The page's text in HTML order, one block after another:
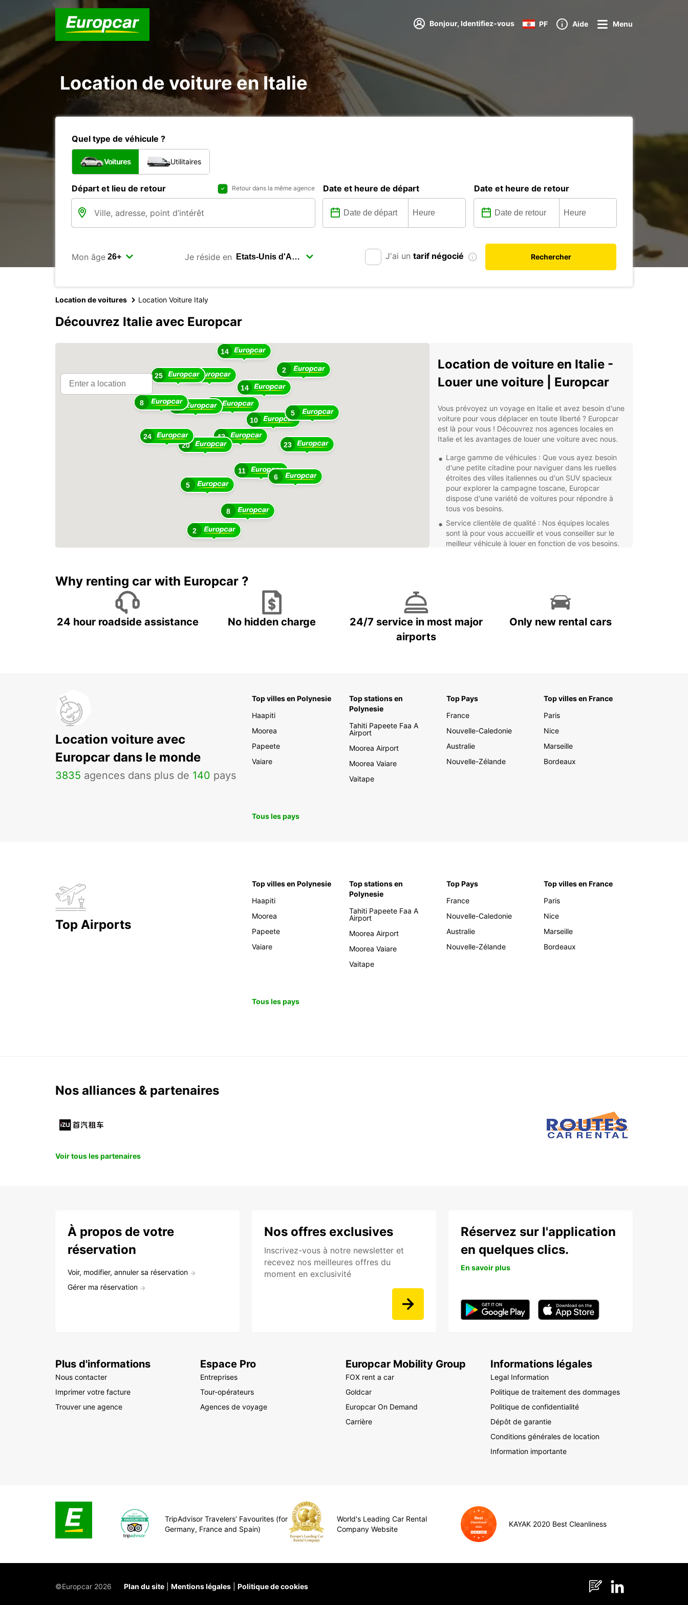
Bonjour, Identifiez-vous PF Aide Menu
Location de voiture en Italie
Quel type de véhicule ?
Voitures Utilitaires
Départ et lieu de retour Retour dans la même agence Date et heure de départ Date et heure de retour
Mon âge Je réside en J'ai un tarif négocié Rechercher
Location de voitures Location Voiture Italy
Découvrez Italie avec Europcar
42
11
20
10
28
5
14
46
6
23
8
57
5
24
14
8
25
2
2
Location de voiture en Italie -
Louer une voiture | Europcar
Vous prévoyez un voyage en Italie et avez besoin d'une
voiture pour vous déplacer en toute liberté ? Europcar
est là pour vous ! Découvrez nos agences locales en
Italie et les avantages de louer une voiture avec nous.
Large gamme de véhicules : Que vous ayez besoin
d'une petite citadine pour naviguer dans les ruelles
étroites des villes italiennes ou d'un SUV spacieux
pour explorer la campagne toscane, Europcar
dispose d'une variété de voitures pour répondre à
tous vos besoins.
Service clientèle de qualité : Nos équipes locales
sont là pour vous accueillir et vous conseiller sur le
meilleur véhicule à louer en fonction de vos besoins.
une période plus longue, Europcar propose des
options de location flexibles pour s'adapter à votre
emploi du temps.
Italie vous permettra de profiter pleinement de votre
en toute sérénité !
Why renting car with Europcar ?
24 hour roadside assistance No hidden charge
24/7 service in most major
airports
Only new rental cars
Location voiture avec
Europcar dans le monde
3835 agences dans plus de 140 pays
Top villes en Polynesie
Haapiti
Moorea
Papeete
Vaiare
Top stations en
Polynesie
Tahiti Papeete Faa A
Airport
Moorea Airport
Moorea Vaiare
Vaitape
Top Pays
France
Nouvelle-Caledonie
Australie
Nouvelle-Zélande
Top villes en France
Paris
Nice
Marseille
Bordeaux
Tous les pays
Top Airports
Top villes en Polynesie
Haapiti
Moorea
Papeete
Vaiare
Top stations en
Polynesie
Tahiti Papeete Faa A
Airport
Moorea Airport
Moorea Vaiare
Vaitape
Top Pays
France
Nouvelle-Caledonie
Australie
Nouvelle-Zélande
Top villes en France
Paris
Nice
Marseille
Bordeaux
Tous les pays
Nos alliances & partenaires
Voir tous les partenaires
À propos de votre
réservation
Voir, modifier, annuler sa réservation
Gérer ma réservation
Nos offres exclusives
Inscrivez-vous à notre newsletter et
recevez nos meilleures offres du
moment en exclusivité
Réservez sur l'application
en quelques clics.
En savoir plus
Plus d'informations
Nous contacter
Imprimer votre facture
Trouver une agence
Espace Pro
Entreprises
Tour-opérateurs
Agences de voyage
Europcar Mobility Group
FOX rent a car
Goldcar
Europcar On Demand
Carrière
Informations légales
Legal Information
Politique de traitement des dommages
Politique de confidentialité
Dépôt de garantie
Conditions générales de location
Information importante
TripAdvisor Travelers’ Favourites (for
Germany, France and Spain)
World's Leading Car Rental
Company Website
KAYAK 2020 Best Cleanliness
©Europcar 2026 Plan du site Mentions légales Politique de cookies